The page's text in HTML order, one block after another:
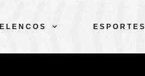
ELENCOS ESPORTES